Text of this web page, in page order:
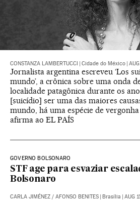
CONSTANZA LAMBERTUCCI Cidade do México
Jornalista argentina escreveu ‘Los
mundo’, a crônica sobre uma onda
localidade patagônica durante os
[suicídio] ser uma das maiores
mundo, há uma espécie de vergonha
afirma ao EL PAÍS
GOVERNO BOLSONARO
STF age para esvaziar
Bolsonaro
CARLA JIMÉNEZ / AFONSO BENITES Brasília AUG